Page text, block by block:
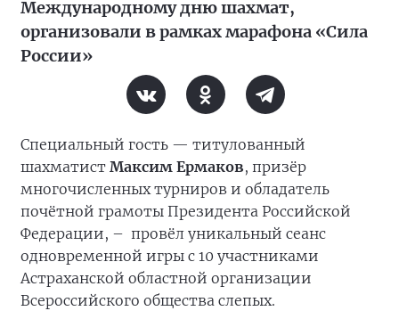
Международному дню шахмат,
организовали в рамках марафона «Сила
России»
Специальный гость — титулованный
шахматист Максим Ермаков, призёр
многочисленных турниров и обладатель
почётной грамоты Президента Российской
Федерации, – провёл уникальный сеанс
одновременной игры с 10 участниками
Астраханской областной организации
Всероссийского общества слепых.